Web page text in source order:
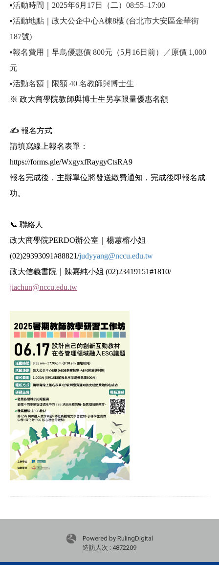
▪️活動時間｜2025年6月17日（二）08:55–17:00
▪️活動地點｜政大公企中心A棟8樓 (台北市大安區金華街
187號)
▪️報名費用｜早鳥優惠價 800元（5月16日前）／原價 1,000
元
▪️活動名額｜限額 40 名教師與博士生
※ 政大商學院教師與博士生另享限量優惠名額
✍ 報名方式
請填寫線上報名表單：
https://forms.gle/WxgyxfRaygyCtsRA9
報名完成後，主辦單位將發送繳費通知，完成後即報名成
功。
📞 聯絡人
政大商學院PERDO辦公室｜楊蕙榕小姐
(02)29393091#88821/judyyang@nccu.edu.tw
政大信義書院｜陳嘉純小姐 (02)23419151#1810/
jiachun@nccu.edu.tw
Powered by RulingDigital
造訪人次 : 4872209